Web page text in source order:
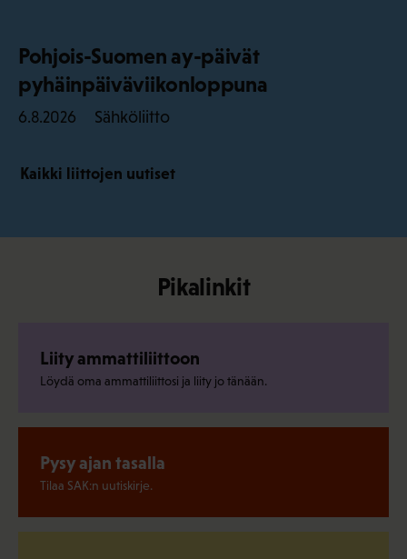
Pohjois-Suomen ay-päivät
pyhäinpäiväviikonloppuna
6.8.2026 Sähköliitto
Kaikki liittojen uutiset
Pikalinkit
Liity ammattiliittoon
Löydä oma ammattiliittosi ja liity jo tänään.
Pysy ajan tasalla
Tilaa SAK:n uutiskirje.